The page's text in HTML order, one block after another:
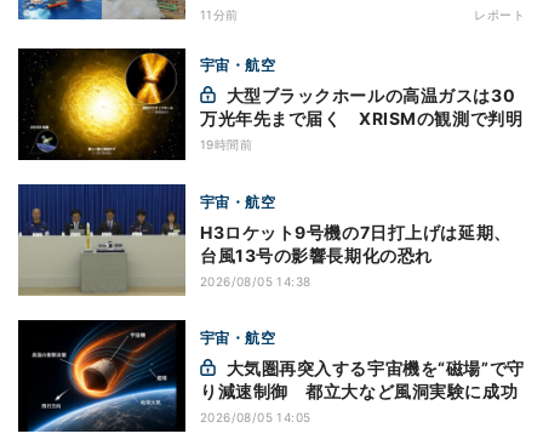
11分前 レポート
宇宙・航空
万光年先まで届く XRISMの観測で判明
19時間前
宇宙・航空
H3ロケット9号機の7日打上げは延期、
台風13号の影響長期化の恐れ
2026/08/05 14:38
宇宙・航空
り減速制御 都立大など風洞実験に成功
2026/08/05 14:05